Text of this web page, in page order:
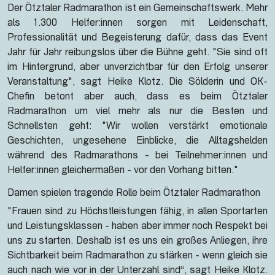
Der Ötztaler Radmarathon ist ein Gemeinschaftswerk. Mehr
als 1.300 Helfer:innen sorgen mit Leidenschaft,
Professionalität und Begeisterung dafür, dass das Event
Jahr für Jahr reibungslos über die Bühne geht. "Sie sind oft
im Hintergrund, aber unverzichtbar für den Erfolg unserer
Veranstaltung", sagt Heike Klotz. Die Sölderin und OK-
Chefin betont aber auch, dass es beim Ötztaler
Radmarathon um viel mehr als nur die Besten und
Schnellsten geht: "Wir wollen verstärkt emotionale
Geschichten, ungesehene Einblicke, die Alltagshelden
während des Radmarathons - bei Teilnehmer:innen und
Helfer:innen gleichermaßen - vor den Vorhang bitten."
Damen spielen tragende Rolle beim Ötztaler Radmarathon
"Frauen sind zu Höchstleistungen fähig, in allen Sportarten
und Leistungsklassen - haben aber immer noch Respekt bei
uns zu starten. Deshalb ist es uns ein großes Anliegen, ihre
Sichtbarkeit beim Radmarathon zu stärken - wenn gleich sie
auch nach wie vor in der Unterzahl sind“, sagt Heike Klotz.